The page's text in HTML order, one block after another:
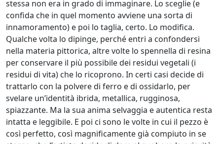
Giancarlo
Caneva
Silvia
Canton
LeoNilde
Carabba
stessa non era in grado di immaginare. Lo sceglie (e
confida che in quel momento avviene una sorta di
innamoramento) e poi lo taglia, certo. Lo modifica.
Qualche volta lo dipinge, perché entri a confondersi
nella materia pittorica, altre volte lo spennella di resina
per conservare il più possibile dei residui vegetali (i
residui di vita) che lo ricoprono. In certi casi decide di
trattarlo con la polvere di ferro e di ossidarlo, per
svelare un’identità ibrida, metallica, rugginosa,
spiazzante. Ma la sua anima selvaggia e autentica resta
intatta e leggibile. E poi ci sono le volte in cui il pezzo è
così perfetto, così magnificamente già compiuto in se